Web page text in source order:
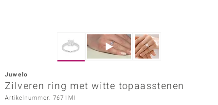
Vogue
Juwelo
Zilveren ring met witte topaasstenen
Artikelnummer: 7671MI